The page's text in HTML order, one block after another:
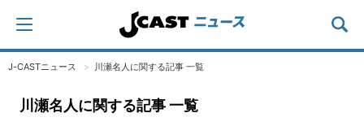
J-CASTニュース 川瀬名人に関する記事 一覧
川瀬名人に関する記事 一覧